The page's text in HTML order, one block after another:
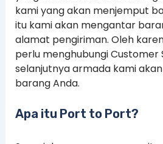
kami yang akan menjemput
itu kami akan mengantar
alamat pengiriman. Oleh
perlu menghubungi Customer
selanjutnya armada kami
barang Anda.
Apa itu Port to Port?